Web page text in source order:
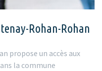
Rohan-Rohan
propose un accès aux
la commune